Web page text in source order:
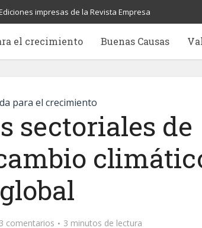
impresas de la Revista Empresa
el crecimiento Buenas Causas
para el crecimiento
sectoriales de
global
3 comentarios 3 minutos de lectura